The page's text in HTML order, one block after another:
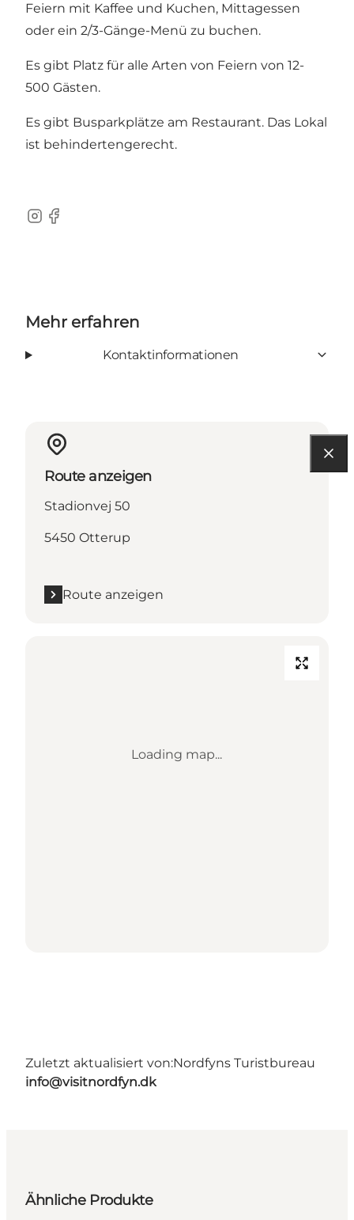
Feiern mit Kaffee und Kuchen, Mittagessen
oder ein 2/3-Gänge-Menü zu buchen.
Es gibt Platz für alle Arten von Feiern von 12-
500 Gästen.
Es gibt Busparkplätze am Restaurant. Das Lokal
ist behindertengerecht.
Instagram
Facebook
Mehr erfahren
Kontaktinformationen
Route anzeigen
Stadionvej 50
5450 Otterup
Route anzeigen
Loading map...
Zuletzt aktualisiert von:Nordfyns Turistbureau
info@visitnordfyn.dk
Ähnliche Produkte